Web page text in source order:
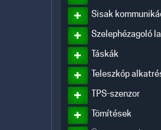
Sisak
Szelephézagoló
Táskák
Teleszkóp
TPS-szenzor
Tömítések